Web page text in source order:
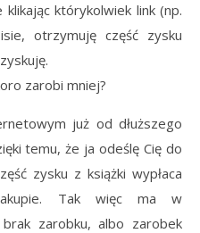
którykolwiek link (np.
otrzymuję część zysku
zarobi mniej?
już od dłuższego
temu, że ja odeślę Cię do
zysku z książki wypłaca
Tak więc ma w
zarobku, albo zarobek